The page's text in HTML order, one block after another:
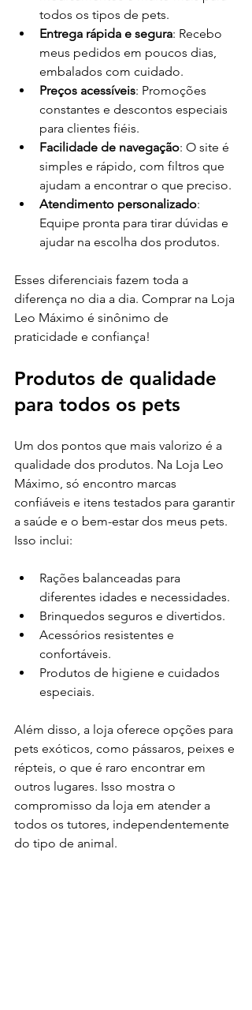
todos os tipos de pets.
Entrega rápida e segura: Recebo
meus pedidos em poucos dias,
embalados com cuidado.
Preços acessíveis: Promoções
constantes e descontos especiais
para clientes fiéis.
Facilidade de navegação: O site é
simples e rápido, com filtros que
ajudam a encontrar o que preciso.
Atendimento personalizado:
Equipe pronta para tirar dúvidas e
ajudar na escolha dos produtos.
Esses diferenciais fazem toda a
diferença no dia a dia. Comprar na Loja
Leo Máximo é sinônimo de
praticidade e confiança!
Produtos de qualidade
para todos os pets
Um dos pontos que mais valorizo é a
qualidade dos produtos. Na Loja Leo
Máximo, só encontro marcas
confiáveis e itens testados para garantir
a saúde e o bem-estar dos meus pets.
Isso inclui:
Rações balanceadas para
diferentes idades e necessidades.
Brinquedos seguros e divertidos.
Acessórios resistentes e
confortáveis.
Produtos de higiene e cuidados
especiais.
Além disso, a loja oferece opções para
pets exóticos, como pássaros, peixes e
répteis, o que é raro encontrar em
outros lugares. Isso mostra o
compromisso da loja em atender a
todos os tutores, independentemente
do tipo de animal.